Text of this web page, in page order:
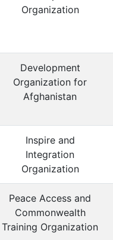
Organization
Development
Organization for
Afghanistan
Inspire and
Integration
Organization
Peace Access and
Commonwealth
Training Organization